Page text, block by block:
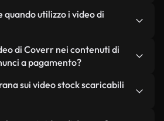
qualità, riducono al minimo i
e migliorano parametri
utilizzando Coverr AI
la scena, ad esempio
un video personalizzato
nostri standard di licenza.
utilizzo i video di
riconoscimento dell'autore.
nella nostra libreria sono
sebbene sia sempre
di Coverr nei contenuti di
a pagamento?
possono essere utilizzati
su YouTube, promozioni sui
sui video stock scaricabili